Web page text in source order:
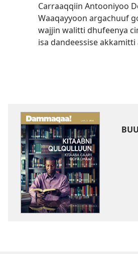
Carraaqqiin Antooniyoo
Waaqayyoon argachuuf
wajjin walitti dhufeenya
isa dandeessise akkamitti